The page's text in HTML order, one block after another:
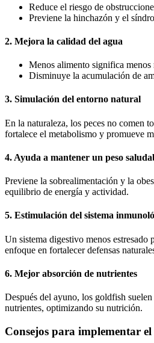
Reduce el riesgo de
Previene la hinchazón y el
2. Mejora la calidad del agua
Menos alimento significa menos
Disminuye la acumulación de
3. Simulación del entorno natural
En la naturaleza, los peces no comen
fortalece el metabolismo y promueve
4. Ayuda a mantener un peso
Previene la sobrealimentación y la
equilibrio de energía y actividad.
5. Estimulación del sistema
Un sistema digestivo menos estresado
enfoque en fortalecer defensas
6. Mejor absorción de nutrientes
Después del ayuno, los goldfish
nutrientes, optimizando su nutrición.
Consejos para implementar